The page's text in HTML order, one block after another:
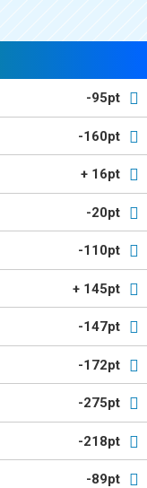
-95pt
-160pt
+ 16pt
-20pt
-110pt
+ 145pt
-147pt
-172pt
-275pt
-218pt
-89pt